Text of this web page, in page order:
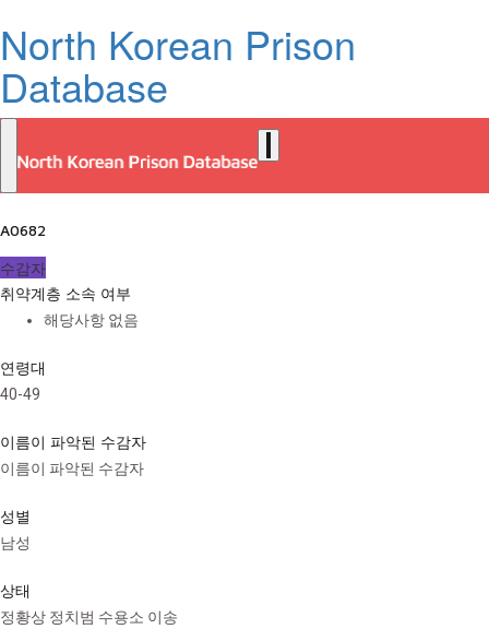
North Korean Prison
Database
A0682
수감자
취약계층 소속 여부
해당사항 없음
연령대
40-49
이름이 파악된 수감자
이름이 파악된 수감자
성별
남성
상태
정황상 정치범 수용소 이송